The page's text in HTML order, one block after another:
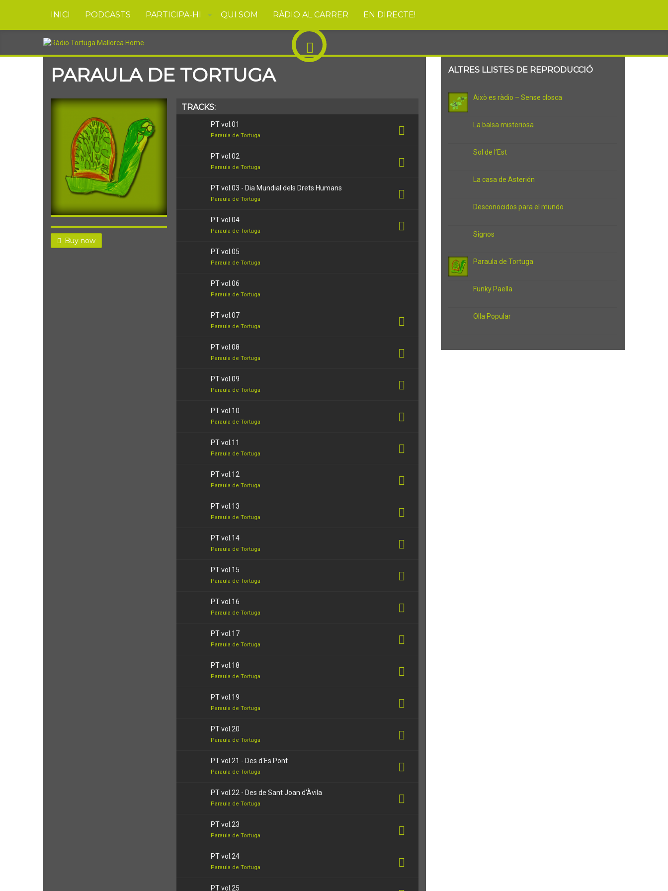
INICI PODCASTS PARTICIPA-HI QUI SOM RÀDIO AL CARRER EN DIRECTE!
PARAULA DE TORTUGA
Buy now
TRACKS:
PT vol.01
Paraula de Tortuga
PT vol.02
Paraula de Tortuga
PT vol.03 - Dia Mundial dels Drets Humans
Paraula de Tortuga
PT vol.04
Paraula de Tortuga
PT vol.05
Paraula de Tortuga
PT vol.06
Paraula de Tortuga
PT vol.07
Paraula de Tortuga
PT vol.08
Paraula de Tortuga
PT vol.09
Paraula de Tortuga
PT vol.10
Paraula de Tortuga
PT vol.11
Paraula de Tortuga
PT vol.12
Paraula de Tortuga
PT vol.13
Paraula de Tortuga
PT vol.14
Paraula de Tortuga
PT vol.15
Paraula de Tortuga
PT vol.16
Paraula de Tortuga
PT vol.17
Paraula de Tortuga
PT vol.18
Paraula de Tortuga
PT vol.19
Paraula de Tortuga
PT vol.20
Paraula de Tortuga
PT vol.21 - Des d'Es Pont
Paraula de Tortuga
PT vol.22 - Des de Sant Joan d'Àvila
Paraula de Tortuga
PT vol.23
Paraula de Tortuga
PT vol.24
Paraula de Tortuga
PT vol.25
ALTRES LLISTES DE REPRODUCCIÓ
Això es ràdio – Sense closca
La balsa misteriosa
Sol de l’Est
La casa de Asterión
Desconocidos para el mundo
Signos
Paraula de Tortuga
Funky Paella
Olla Popular